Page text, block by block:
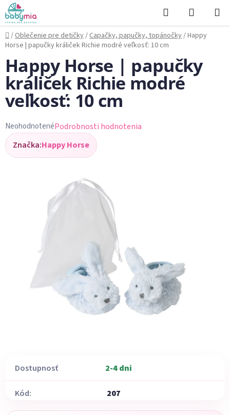
Prejsť
na
obsah
Hľadať
KOŠÍK
Domov
/Oblečenie pre detičky/Capačky, papučky, topánočky/Happy
Horse | papučky králiček Richie modré veľkosť: 10 cm
Dostupnosť 2-4 dni
Kód: 207
Happy Horse | papučky
králiček Richie modré
veľkosť: 10 cm
Priemerné
hodnotenie
produktu
NeohodnotenéPodrobnosti hodnotenia
Značka:Happy Horse